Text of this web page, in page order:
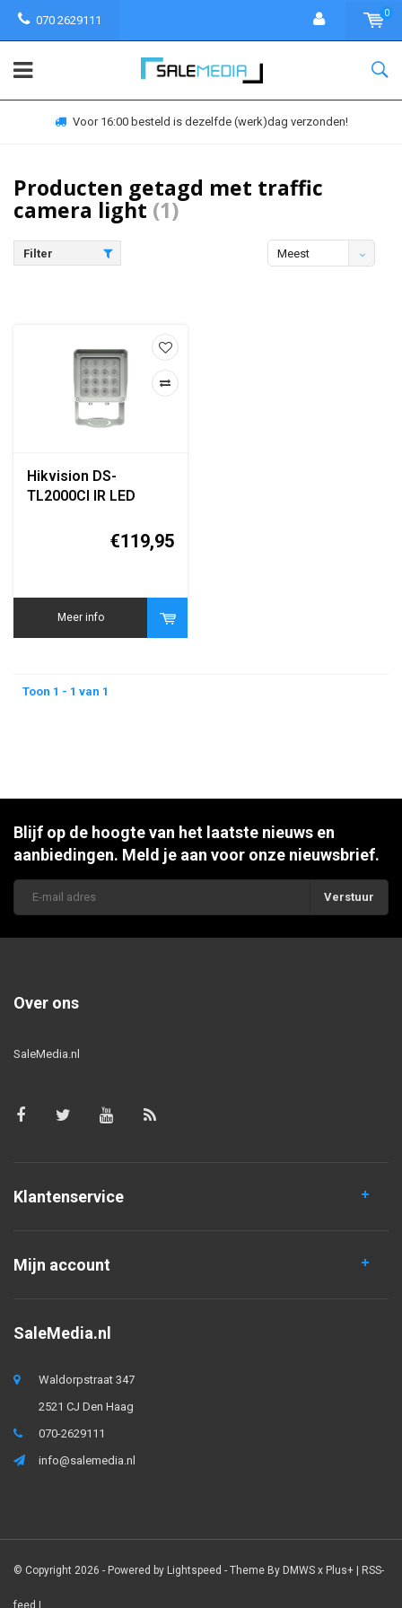
070 2629111
0
Voor 16:00 besteld is dezelfde (werk)dag verzonden!
Producten getagd met traffic
camera light (1)
Filter
Meest
Hikvision DS-
TL2000CI IR LED
Supplement Light
€119,95
Meer info
Toon 1 - 1 van 1
Blijf op de hoogte van het laatste nieuws en
aanbiedingen. Meld je aan voor onze nieuwsbrief.
Verstuur
Over ons
SaleMedia.nl
Klantenservice
Mijn account
SaleMedia.nl
Waldorpstraat 347
2521 CJ Den Haag
070-2629111
info@salemedia.nl
© Copyright 2026 - Powered by Lightspeed - Theme By DMWS x Plus+ | RSS-
feed |